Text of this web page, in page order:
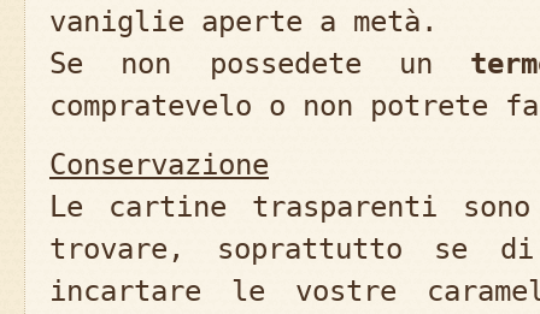
vaniglie aperte a metà.
Se non possedete un
compratevelo o non potrete
Conservazione
Le cartine trasparenti
trovare, soprattutto se
incartare le vostre